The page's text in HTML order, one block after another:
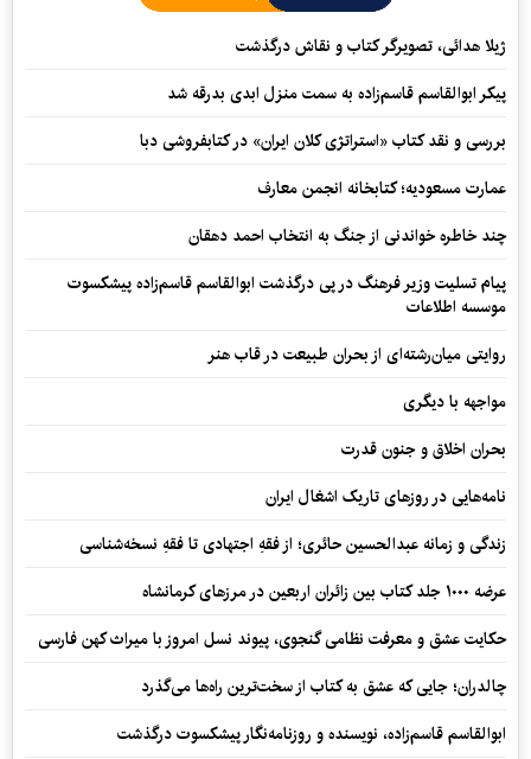
ژیلا هدائی، تصویرگر کتاب و نقاش درگذشت
پیکر ابوالقاسم قاسم‌زاده به سمت منزل ابدی بدرقه شد
بررسی و نقد کتاب «استراتژی کلان ایران» در کتابفروشی دبا
عمارت مسعودیه؛ کتابخانه انجمن معارف
چند خاطره خواندنی از جنگ به انتخاب احمد دهقان
پیام تسلیت وزیر فرهنگ در پی درگذشت ابوالقاسم قاسم‌زاده پیشکسوت
موسسه اطلاعات
روایتی میان‌رشته‌ای از بحران طبیعت در قاب هنر
مواجهه با دیگری
بحران اخلاق و جنون قدرت
نامه‌هایی در روزهای تاریک اشغال ایران
زندگی و زمانه عبدالحسین حائری؛ از فقهِ اجتهادی تا فقهِ نسخه‌شناسی
عرضه ۱۰۰۰ جلد کتاب بین زائران اربعین در مرزهای کرمانشاه
حکایت عشق و معرفت نظامی گنجوی، پیوند نسل امروز با میراث کهن فارسی
چالدران؛ جایی که عشق به کتاب از سخت‌ترین راه‌ها می‌گذرد
ابوالقاسم قاسم‌زاده، نویسنده و روزنامه‌نگار پیشکسوت درگذشت